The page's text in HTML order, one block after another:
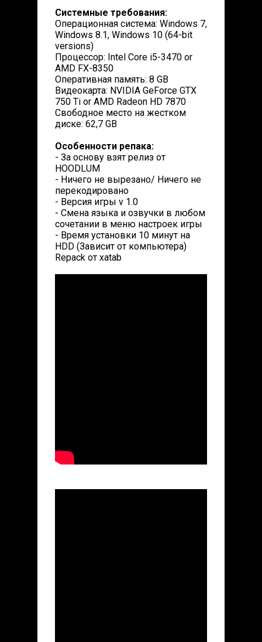
Системные требования:
Операционная система: Windows 7,
Windows 8.1, Windows 10 (64-bit
versions)
Процессор: Intel Core i5-3470 or
AMD FX-8350
Оперативная память: 8 GB
Видеокарта: NVIDIA GeForce GTX
750 Ti or AMD Radeon HD 7870
Свободное место на жестком
диске: 62,7 GB
Особенности репака:
- За основу взят релиз от
HOODLUM
- Ничего не вырезано/ Ничего не
перекодировано
- Версия игры v 1.0
- Смена языка и озвучки в любом
сочетании в меню настроек игры
- Время установки 10 минут на
HDD (Зависит от компьютера)
Repack от xatab